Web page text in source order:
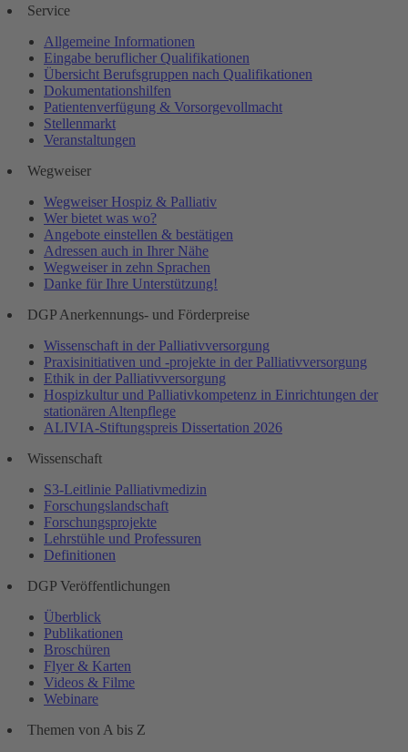
Service
Allgemeine Informationen
Eingabe beruflicher Qualifikationen
Übersicht Berufsgruppen nach Qualifikationen
Dokumentationshilfen
Patientenverfügung & Vorsorgevollmacht
Stellenmarkt
Veranstaltungen
Wegweiser
Wegweiser Hospiz & Palliativ
Wer bietet was wo?
Angebote einstellen & bestätigen
Adressen auch in Ihrer Nähe
Wegweiser in zehn Sprachen
Danke für Ihre Unterstützung!
DGP Anerkennungs- und Förderpreise
Wissenschaft in der Palliativversorgung
Praxisinitiativen und -projekte in der Palliativversorgung
Ethik in der Palliativversorgung
Hospizkultur und Palliativkompetenz in Einrichtungen der
stationären Altenpflege
ALIVIA-Stiftungspreis Dissertation 2026
Wissenschaft
S3-Leitlinie Palliativmedizin
Forschungslandschaft
Forschungsprojekte
Lehrstühle und Professuren
Definitionen
DGP Veröffentlichungen
Überblick
Publikationen
Broschüren
Flyer & Karten
Videos & Filme
Webinare
Themen von A bis Z